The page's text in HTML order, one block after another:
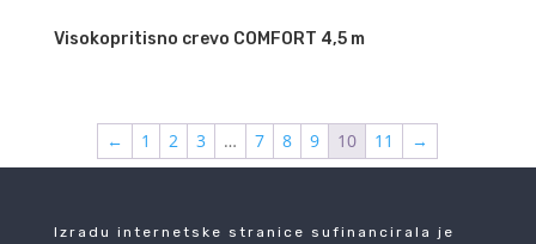
Visokopritisno crevo COMFORT 4,5 m
← 1 2 3 … 7 8 9 10 11 →
Izradu internetske stranice sufinancirala je